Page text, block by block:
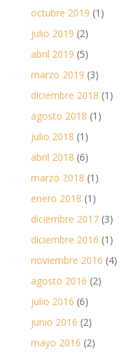
octubre 2019 (1)
julio 2019 (2)
abril 2019 (5)
marzo 2019 (3)
diciembre 2018 (1)
agosto 2018 (1)
julio 2018 (1)
abril 2018 (6)
marzo 2018 (1)
enero 2018 (1)
diciembre 2017(3)
diciembre 2016 (1)
noviembre 2016 (4)
agosto 2016 (2)
julio 2016 (6)
junio 2016 (2)
mayo 2016 (2)